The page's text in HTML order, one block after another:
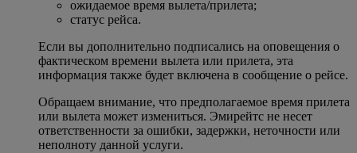
ожидаемое время вылета/прилета;
статус рейса.
Если вы дополнительно подписались на оповещения о
фактическом времени вылета или прилета, эта
информация также будет включена в сообщение о рейсе.
Обращаем внимание, что предполагаемое время прилета
или вылета может измениться. Эмирейтс не несет
ответственности за ошибки, задержки, неточности или
неполноту данной услуги.